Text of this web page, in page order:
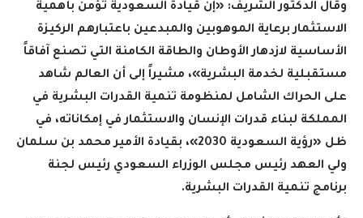
وقال الدكتور الشريف: «إن قيادة السعودية تؤمن بأهمية
الاستثمار برعاية الموهوبين والمبدعين باعتبارهم الركيزة
الأساسية لازدهار الأوطان والطاقة الكامنة التي تصنع آفاقاً
مستقبلية لخدمة البشرية»، مشيراً إلى أن العالم شاهد
على الحراك الشامل لمنظومة تنمية القدرات البشرية في
المملكة لبناء قدرات الإنسان والاستثمار في إمكاناته، في
ظل «رؤية السعودية 2030»، بقيادة الأمير محمد بن سلمان
ولي العهد رئيس مجلس الوزراء السعودي رئيس لجنة
برنامج تنمية القدرات البشرية.